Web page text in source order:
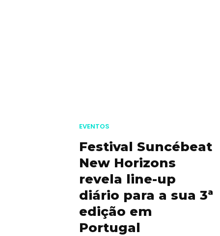
EVENTOS
Festival Suncébeat
New Horizons
revela line-up
diário para a sua 3ª
edição em
Portugal